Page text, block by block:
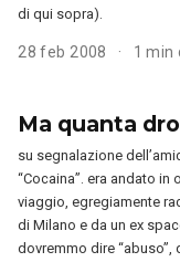
di qui sopra).
28 feb 2008 1 min
Ma quanta
su segnalazione
“Cocaina”. era andato in
viaggio, egregiamente
di Milano e da un ex
dovremmo dire “abuso”,